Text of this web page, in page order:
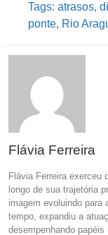
Tags: atrasos,
ponte, Rio
Flávia Ferreira
Flávia Ferreira exerceu
longo de sua trajetória
imagem evoluindo para
tempo, expandiu a
desempenhando